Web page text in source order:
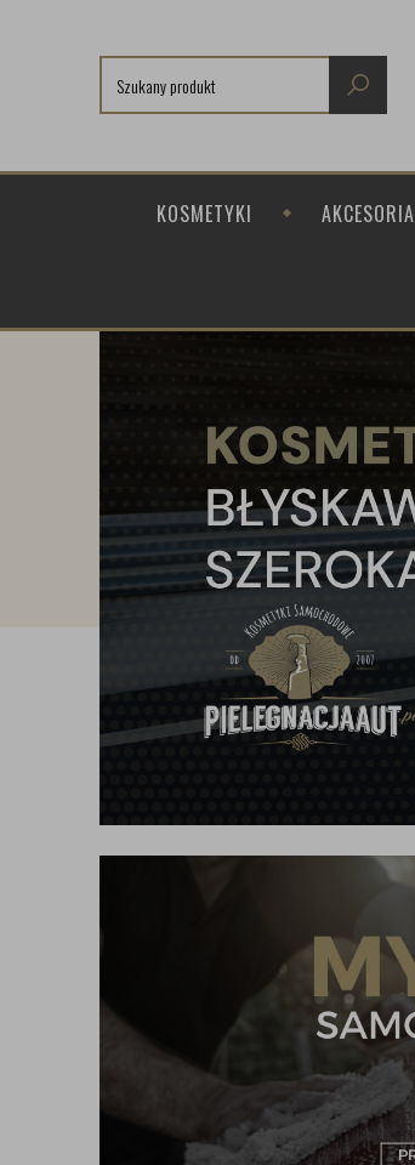
KOSMETYKI AKCESORIA